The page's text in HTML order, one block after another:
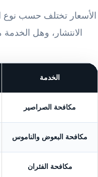
الأسعار تختلف حسب نوع
الانتشار، وهل الخدمة
الخدمة
مكافحة الصراصير
مكافحة البعوض والناموس
مكافحة الفئران